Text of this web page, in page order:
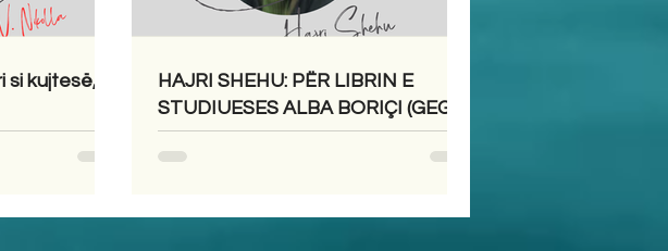
si kujtesë,
HAJRI SHEHU: PËR LIBRIN E
STUDIUESES ALBA BORIÇI (GEGA)